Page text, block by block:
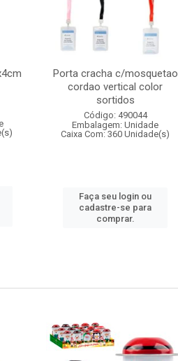
Porta cracha c/mosquetao
cordao vertical color
sortidos
Código: 490044
Embalagem: Unidade
Caixa Com: 360 Unidade(s)
Faça seu login ou
cadastre-se para
comprar.